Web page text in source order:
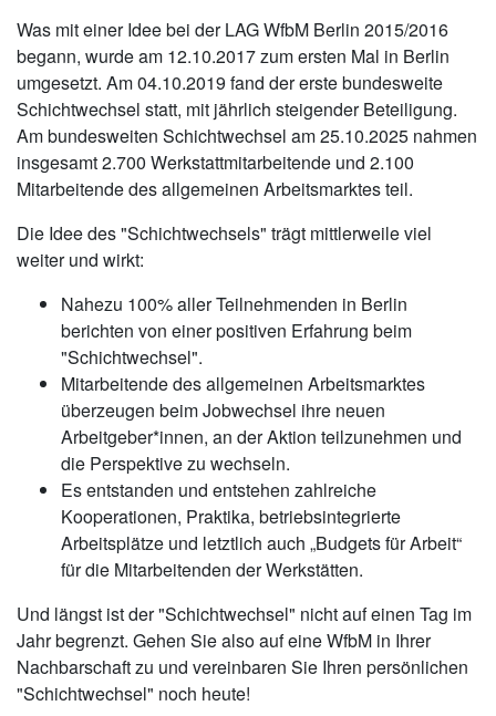
Was mit einer Idee bei der LAG WfbM Berlin 2015/2016
begann, wurde am 12.10.2017 zum ersten Mal in Berlin
umgesetzt. Am 04.10.2019 fand der erste bundesweite
Schichtwechsel statt, mit jährlich steigender Beteiligung.
Am bundesweiten Schichtwechsel am 25.10.2025 nahmen
insgesamt 2.700 Werkstattmitarbeitende und 2.100
Mitarbeitende des allgemeinen Arbeitsmarktes teil.
Die Idee des "Schichtwechsels" trägt mittlerweile viel
weiter und wirkt:
Nahezu 100% aller Teilnehmenden in Berlin
berichten von einer positiven Erfahrung beim
"Schichtwechsel".
Mitarbeitende des allgemeinen Arbeitsmarktes
überzeugen beim Jobwechsel ihre neuen
Arbeitgeber*innen, an der Aktion teilzunehmen und
die Perspektive zu wechseln.
Es entstanden und entstehen zahlreiche
Kooperationen, Praktika, betriebsintegrierte
Arbeitsplätze und letztlich auch „Budgets für Arbeit“
für die Mitarbeitenden der Werkstätten.
Und längst ist der "Schichtwechsel" nicht auf einen Tag im
Jahr begrenzt. Gehen Sie also auf eine WfbM in Ihrer
Nachbarschaft zu und vereinbaren Sie Ihren persönlichen
"Schichtwechsel" noch heute!